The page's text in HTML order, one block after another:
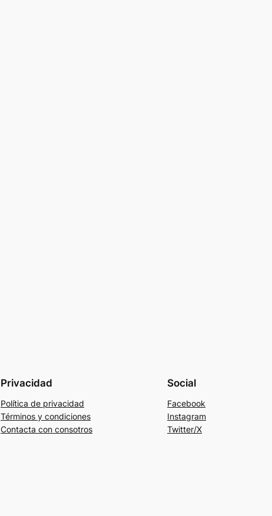
Privacidad
Política de privacidad
Términos y condiciones
Contacta con consotros
Social
Facebook
Instagram
Twitter/X